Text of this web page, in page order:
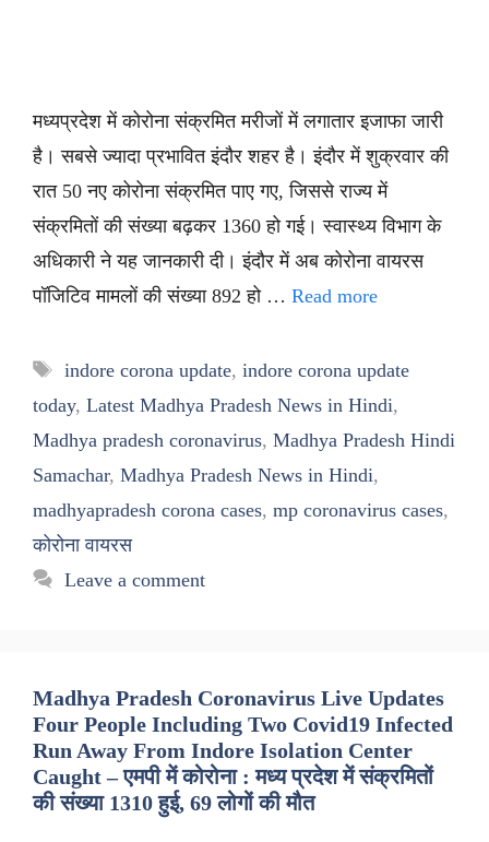
मध्यप्रदेश में कोरोना संक्रमित मरीजों में लगातार इजाफा जारी
है। सबसे ज्यादा प्रभावित इंदौर शहर है। इंदौर में शुक्रवार की
रात 50 नए कोरोना संक्रमित पाए गए, जिससे राज्य में
संक्रमितों की संख्या बढ़कर 1360 हो गई। स्वास्थ्य विभाग के
अधिकारी ने यह जानकारी दी। इंदौर में अब कोरोना वायरस
पॉजिटिव मामलों की संख्या 892 हो … Read more
Tags
indore corona update, indore corona update
today, Latest Madhya Pradesh News in Hindi,
Madhya pradesh coronavirus, Madhya Pradesh Hindi
Samachar, Madhya Pradesh News in Hindi,
madhyapradesh corona cases, mp coronavirus cases,
कोरोना वायरस
Leave a comment
Madhya Pradesh Coronavirus Live Updates
Four People Including Two Covid19 Infected
Run Away From Indore Isolation Center
Caught – एमपी में कोरोना : मध्य प्रदेश में संक्रमितों
की संख्या 1310 हुई, 69 लोगों की मौत